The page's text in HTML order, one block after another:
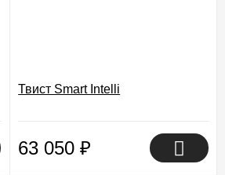
Твист Smart Intelli
63 050₽